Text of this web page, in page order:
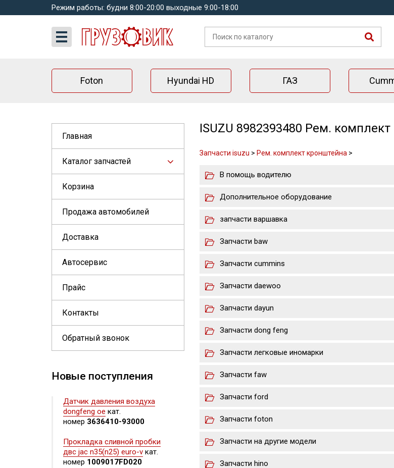
Режим работы: будни 8:00-20:00 выходные 9:00-18:00
Foton Hyundai HD ГАЗ
Главная
Каталог запчастей
Корзина
Продажа автомобилей
Доставка
Автосервис
Прайс
Контакты
Обратный звонок
Новые поступления
Датчик давления воздуха
dongfeng oe кат.
номер 3636410-93000
Прокладка сливной пробки
двс jac n35(n25) euro-v кат.
номер 1009017FD020
ISUZU 8982393480 Рем.
Запчасти isuzu > Рем. комплект кронштейна >
В помощь водителю
Дополнительное оборудование
запчасти варшавка
Запчасти baw
Запчасти cummins
Запчасти daewoo
Запчасти dayun
Запчасти dong feng
Запчасти легковые иномарки
Запчасти faw
Запчасти ford
Запчасти foton
Запчасти на другие модели
Запчасти hino